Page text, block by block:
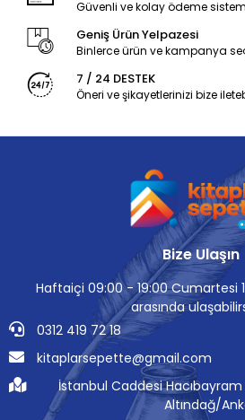
Güvenli ve kolay ödeme
Geniş Ürün Yelpazesi
Binlerce ürün ve kampanya
7 / 24 DESTEK
Öneri ve şikayetlerinizi bize
Bize Ulaşın
Haftaiçi 09:00 - 19:00 Cumartesi
arasında
0312 419 72 18
kitaplarsepette@gmail.com
İstanbul Caddesi
Altındağ/